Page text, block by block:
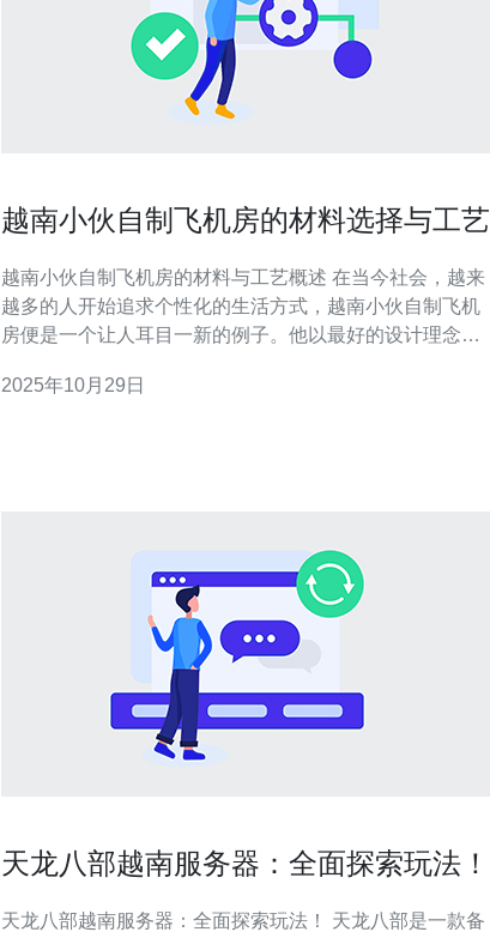
越南小伙自制飞机房的材料选择与工艺
越南小伙自制飞机房的材料与工艺概述 在当今社会，越来
越多的人开始追求个性化的生活方式，越南小伙自制飞机
房便是一个让人耳目一新的例子。他以最好的设计理念、
形和房屋的功能完美结合。本文将详细评测和介绍他在自
2025年10月29日
天龙八部越南服务器：全面探索玩法！
天龙八部越南服务器：全面探索玩法！ 天龙八部是一款备